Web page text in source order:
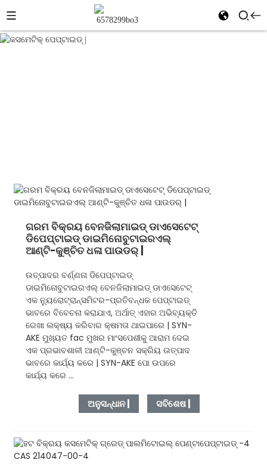
ଗରମ ବିକ୍ରୟ ବେନଜିଲାମାଇଡ୍ ଡାଏସେଟେଟ୍
ଡିପେପ୍ଟାଇଡ୍ ଡାଇମିନୋବୁଟାଇରଏଲ୍
ଆଣ୍ଟି-କୁଞ୍ଚିତ ଧଳା ପାଉଡର୍ |
ଉତ୍ପାଦର ବର୍ଣ୍ଣନା ଡିପେପ୍ଟାଇଡ୍
ଡାଇମିନୋବୁଟାଇରଏଲ୍ ବେନଜିଲାମାଇଡ୍ ଡାଏସେଟେଟ୍
ଏକ ନ୍ୟୁରୋଟ୍ରାନ୍ସମିଟର-ପ୍ରତିବନ୍ଧକ ପେପ୍ଟାଇଡ୍
ଭାବରେ ବିବେଚନା କରାଯାଏ, ଅର୍ଥାତ୍ ଏହାର ଅଭିବ୍ୟକ୍ତି
ରେଖା ଲକ୍ଷ୍ୟ କରିବାର କ୍ଷମତା ଥାଇପାରେ | SYN-
AKE ମୁଖ୍ୟତ fac ମୁଖର ମାଂସପେଶୀକୁ ଆରାମ ଦେଇ
ଏକ ପ୍ରଭାବଶାଳୀ ଆଣ୍ଟି-କୁଞ୍ଚନ ସକ୍ରିୟ ଉତ୍ପାଦ
ଭାବରେ କାର୍ଯ୍ୟ କରେ | SYN-AKE ପୋ ଉପରେ
କାର୍ଯ୍ୟ କରେ ...
ଅନୁସନ୍ଧାନ | ସବିଶେଷ |